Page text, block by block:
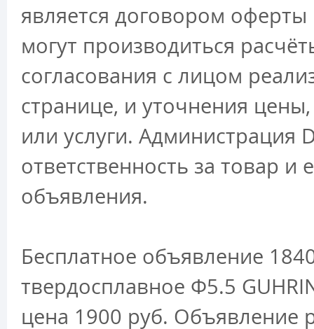
является договором
могут производиться
согласования с лицом
странице, и уточнения
или услуги. Администрация
ответственность за товар и
объявления.
Бесплатное объявление
твердосплавное Ф5.5
цена 1900 руб. Объявление